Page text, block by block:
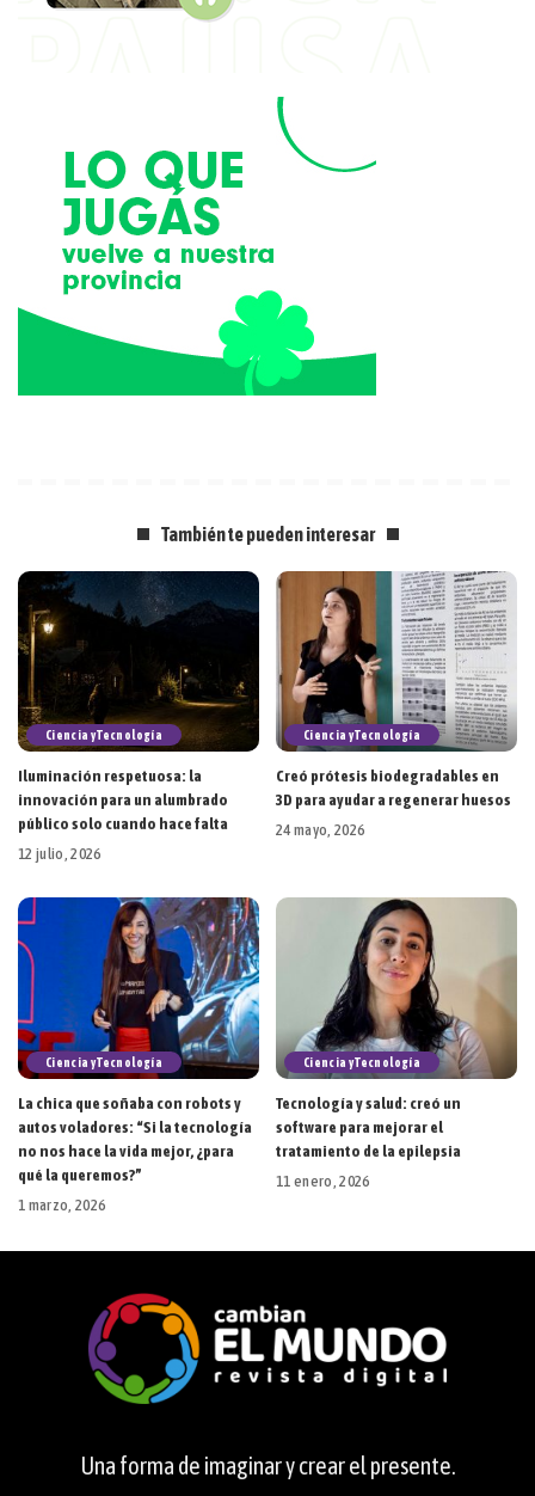
También te pueden interesar
Ciencia y Tecnología
Iluminación respetuosa: la
innovación para un alumbrado
público solo cuando hace falta
12 julio, 2026
Ciencia y Tecnología
Creó prótesis biodegradables en
3D para ayudar a regenerar huesos
24 mayo, 2026
Ciencia y Tecnología
La chica que soñaba con robots y
autos voladores: “Si la tecnología
no nos hace la vida mejor, ¿para
qué la queremos?”
1 marzo, 2026
Ciencia y Tecnología
Tecnología y salud: creó un
software para mejorar el
tratamiento de la epilepsia
11 enero, 2026
Una forma de imaginar y crear el presente.